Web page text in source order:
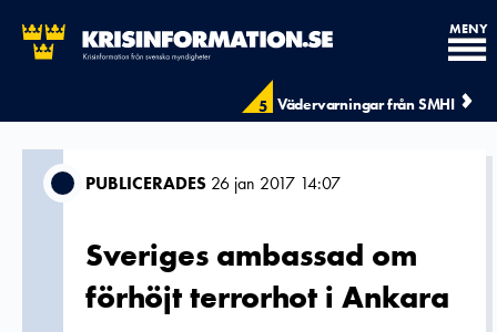
5 Vädervarningar från SMHI
MENY
PUBLICERADES 26 jan 2017 14:07
Sveriges ambassad om
förhöjt terrorhot i Ankara